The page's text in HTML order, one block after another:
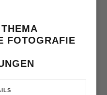
FOTOGRAFIE